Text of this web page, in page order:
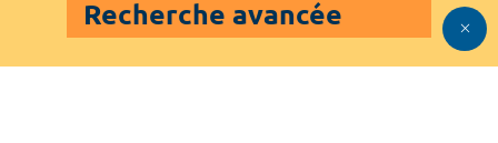
Recherche avancée